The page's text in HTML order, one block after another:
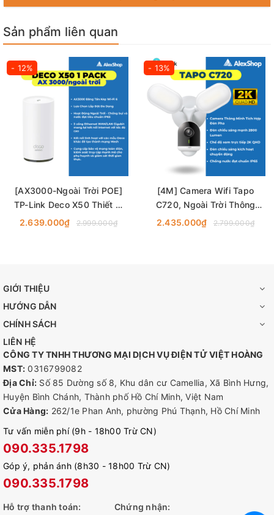
Sản phẩm liên quan
- 12%
[AX3000-Ngoài Trời POE]
TP-Link Deco X50 Thiết Bị
Phát Wifi 6 POE Mesh Băng
2.639.000₫ 2.999.000₫
- 13%
[4M] Camera Wifi Tapo
C720, Ngoài Trời Thông
Minh AI - Có Đèn Flash TP-
2.435.000₫ 2.799.000₫
GIỚI THIỆU
HƯỚNG DẪN
CHÍNH SÁCH
LIÊN HỆ
CÔNG TY TNHH THƯƠNG MẠI DỊCH VỤ ĐIỆN TỬ VIỆT HOÀNG
MST: 0316799082
Địa Chỉ: Số 85 Dường số 8, Khu dân cư Camellia, Xã Bình Hưng,
Huyện Bình Chánh, Thành phố Hồ Chí Minh, Việt Nam
Cửa Hàng: 262/1e Phan Anh, phường Phú Thạnh, Hồ Chí Minh
Tư vấn miễn phí (9h - 18h00 Trừ CN)
090.335.1798
Góp ý, phản ánh (8h30 - 18h00 Trừ CN)
090.335.1798
Hỗ trợ thanh toán: Chứng nhận: